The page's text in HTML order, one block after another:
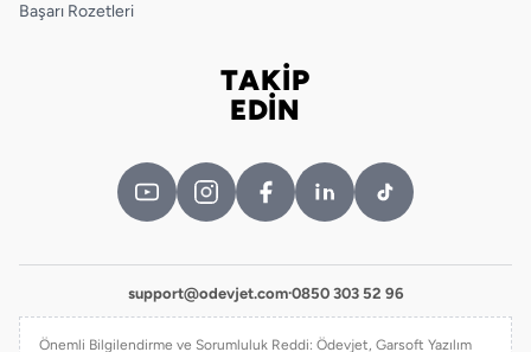
Başarı Rozetleri
TAKİP
EDİN
support@odevjet.com·0850 303 52 96
Önemli Bilgilendirme ve Sorumluluk Reddi: Ödevjet, Garsoft Yazılım